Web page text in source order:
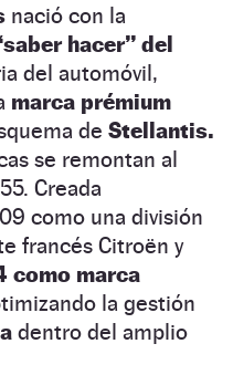
nació con la
hacer” del
del automóvil,
marca prémium
de Stellantis.
se remontan al
Creada
como una división
francés Citroën y
como marca
la gestión
dentro del amplio